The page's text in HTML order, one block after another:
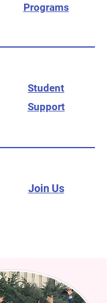
Programs
Student
Support
Join Us